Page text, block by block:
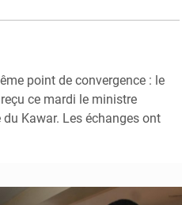
point de convergence : le
ce mardi le ministre
Kawar. Les échanges ont